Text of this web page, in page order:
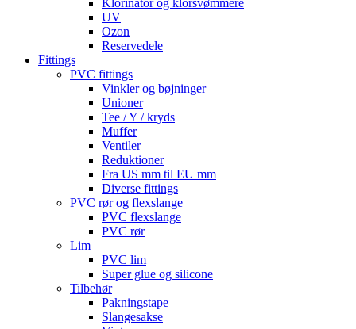
Klorinator og klorsvømmere
UV
Ozon
Reservedele
Fittings
PVC fittings
Vinkler og bøjninger
Unioner
Tee / Y / kryds
Muffer
Ventiler
Reduktioner
Fra US mm til EU mm
Diverse fittings
PVC rør og flexslange
PVC flexslange
PVC rør
Lim
PVC lim
Super glue og silicone
Tilbehør
Pakningstape
Slangesakse